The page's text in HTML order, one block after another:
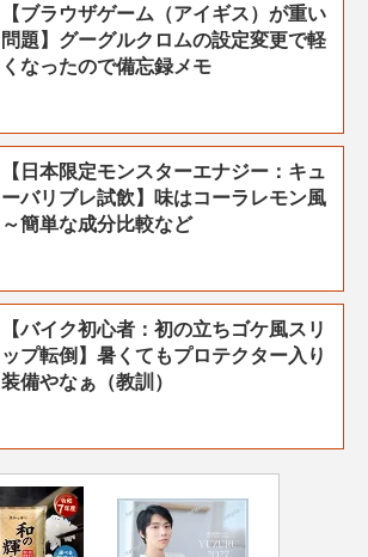
【ブラウザゲーム（アイギス）が重い
問題】グーグルクロムの設定変更で軽
くなったので備忘録メモ
【日本限定モンスターエナジー：キュ
ーバリブレ試飲】味はコーラレモン風
～簡単な成分比較など
【バイク初心者：初の立ちゴケ風スリ
ップ転倒】暑くてもプロテクター入り
装備やなぁ（教訓）